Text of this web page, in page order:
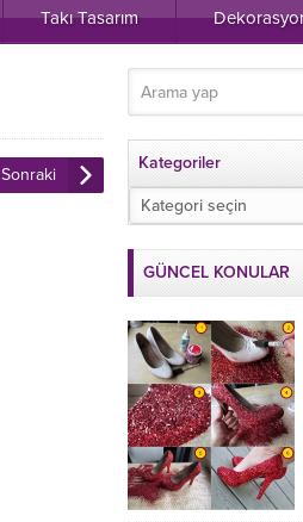
Takı Tasarım
Sonraki
Kategoriler
Kategoriler
GÜNCEL KONULAR